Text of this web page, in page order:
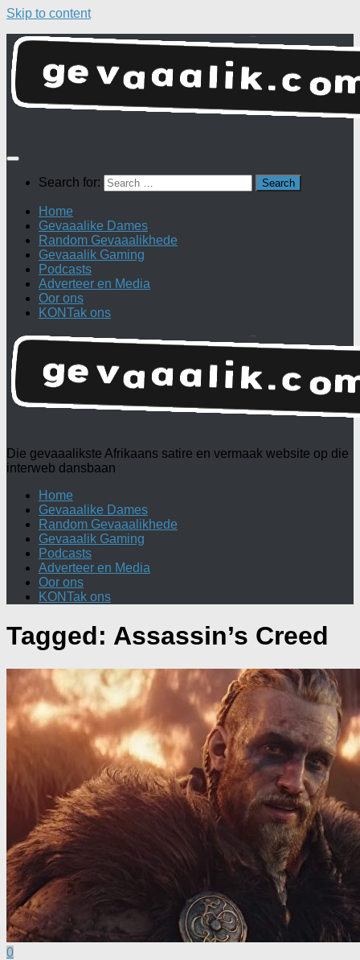
Skip to content
Search for:
Home
Gevaaalike Dames
Random Gevaaalikhede
Gevaaalik Gaming
Podcasts
Adverteer en Media
Oor ons
KONTak ons
Die gevaaalikste Afrikaans satire en vermaak website op die
interweb dansbaan
Home
Gevaaalike Dames
Random Gevaaalikhede
Gevaaalik Gaming
Podcasts
Adverteer en Media
Oor ons
KONTak ons
Tagged: Assassin’s Creed
0